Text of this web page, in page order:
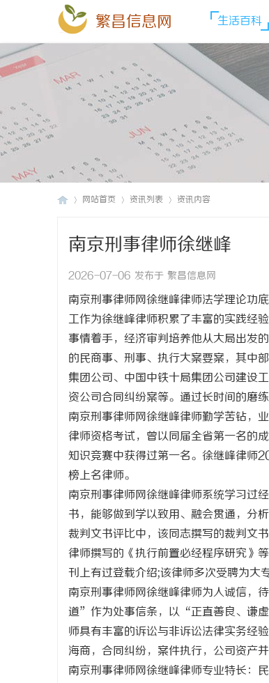
繁昌信息网 生活百科
网站首页 资讯列表 资讯内容
南京刑事律师徐继峰
2026-07-06 发布于 繁昌信息网
南京刑事律师网徐继峰律师法学理论功
工作为徐继峰律师积累了丰富的实践经
事情着手，经济审判培养他从大局出发
的民商事、刑事、执行大案要案，其中
集团公司、中国中铁十局集团公司建设
资公司合同纠纷案等。通过长时间的磨
南京刑事律师网徐继峰律师勤学苦钻，
律师资格考试，曾以同届全省第一名的
知识竞赛中获得过第一名。徐继峰律师
榜上名律师。
南京刑事律师网徐继峰律师系统学习过
书，能够做到学以致用、融会贯通，分
裁判文书评比中，该同志撰写的裁判文
律师撰写的《执行前置必经程序研究》
刊上有过登载介绍;该律师多次受聘为大
南京刑事律师网徐继峰律师为人诚信，
道”作为处事信条，以“正直善良、谦
师具有丰富的诉讼与非诉讼法律实务经
海商，合同纠纷，案件执行，公司资产
南京刑事律师网徐继峰律师专业特长：